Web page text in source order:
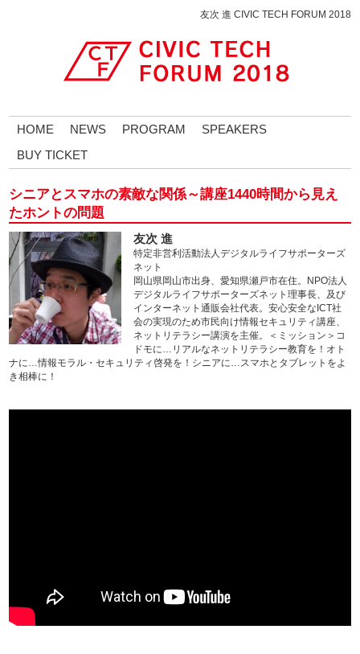
友次 進 CIVIC TECH FORUM 2018
HOME NEWS PROGRAM
SPEAKERS
BUY TICKET
シニアとスマホの素敵な関係～講座1440時間から見え
たホントの問題
友次 進
特定非営利活動法人デジタルライフサポーターズ
ネット
岡山県岡山市出身、愛知県瀬戸市在住。NPO法人
デジタルライフサポーターズネット理事長、及び
インターネット通販会社代表。安心安全なICT社
会の実現のため市民向け情報セキュリティ講座、
ネットリテラシー講演を主催。＜ミッション＞コ
ドモに…リアルなネットリテラシー教育を！オト
ナに…情報モラル・セキュリティ啓発を！シニアに…スマホとタブレットをよ
き相棒に！